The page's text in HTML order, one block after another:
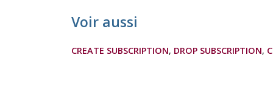
Voir aussi
CREATE SUBSCRIPTION, DROP SUBSCRIPTION,